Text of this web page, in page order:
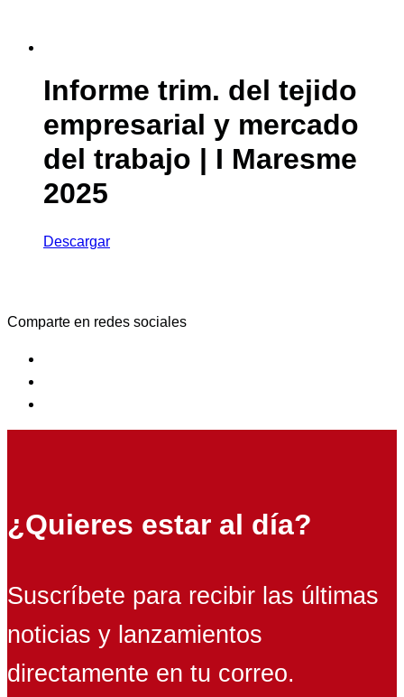
Informe trim. del tejido
empresarial y mercado
del trabajo | I Maresme
2025
Descargar
Comparte en redes sociales
¿Quieres estar al día?
Suscríbete para recibir las últimas
noticias y lanzamientos
directamente en tu correo.